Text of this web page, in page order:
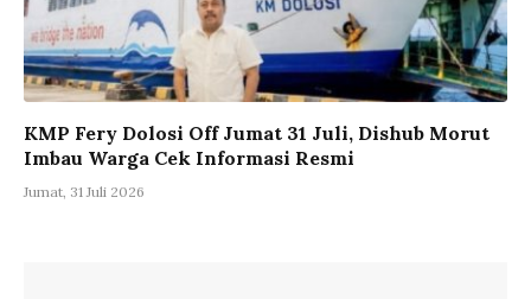
KMP Fery Dolosi Off Jumat 31 Juli, Dishub Morut
Imbau Warga Cek Informasi Resmi
Jumat, 31 Juli 2026